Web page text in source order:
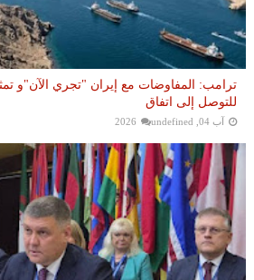
ترامب: المفاوضات مع إيران "تجري الآن"و
للتوصل إلى اتفاق
آب 04, 2026 undefined